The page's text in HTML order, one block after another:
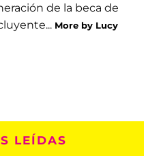
de la beca de
More by Lucy
LEÍDAS